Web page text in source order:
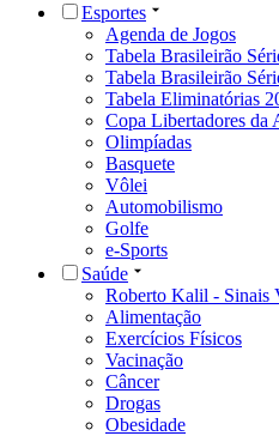
Esportes
Agenda de Jogos
Tabela Brasileirão
Tabela Brasileirão
Tabela Eliminatórias
Copa Libertadores da
Olimpíadas
Basquete
Vôlei
Automobilismo
Golfe
e-Sports
Saúde
Roberto Kalil - Sinais
Alimentação
Exercícios Físicos
Vacinação
Câncer
Drogas
Obesidade